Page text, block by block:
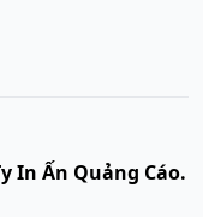
In Ấn Quảng Cáo.